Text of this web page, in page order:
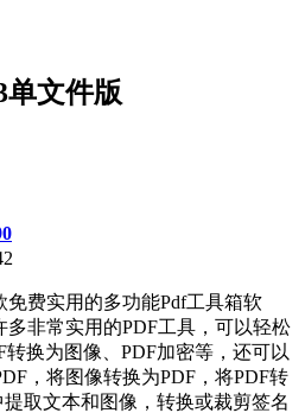
单文件版
免费实用的多功能Pdf工具箱软
多非常实用的PDF工具，可以轻松
转换为图像、PDF加密等，还可以
，将图像转换为PDF，将PDF转
取文本和图像，转换或裁剪签名